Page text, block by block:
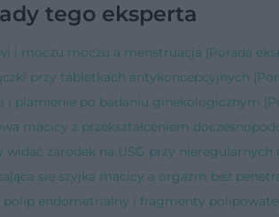
tego eksperta
i moczu moczu a menstruacja [Porada
przy tabletkach antykoncepcyjnych
i plamienie po badaniu ginekologicznym
macicy z przekształceniem
widać zarodek na USG przy nieregularnych
się szyjka macicy a orgazm bez
polip endometrialny i fragmenty